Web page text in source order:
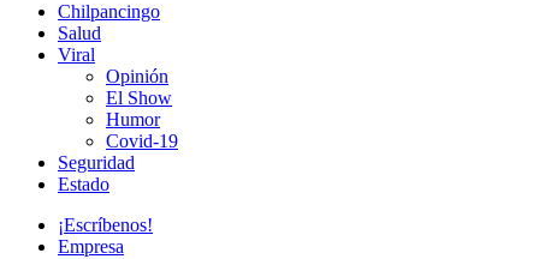
Chilpancingo
Salud
Viral
Opinión
El Show
Humor
Covid-19
Seguridad
Estado
¡Escríbenos!
Empresa